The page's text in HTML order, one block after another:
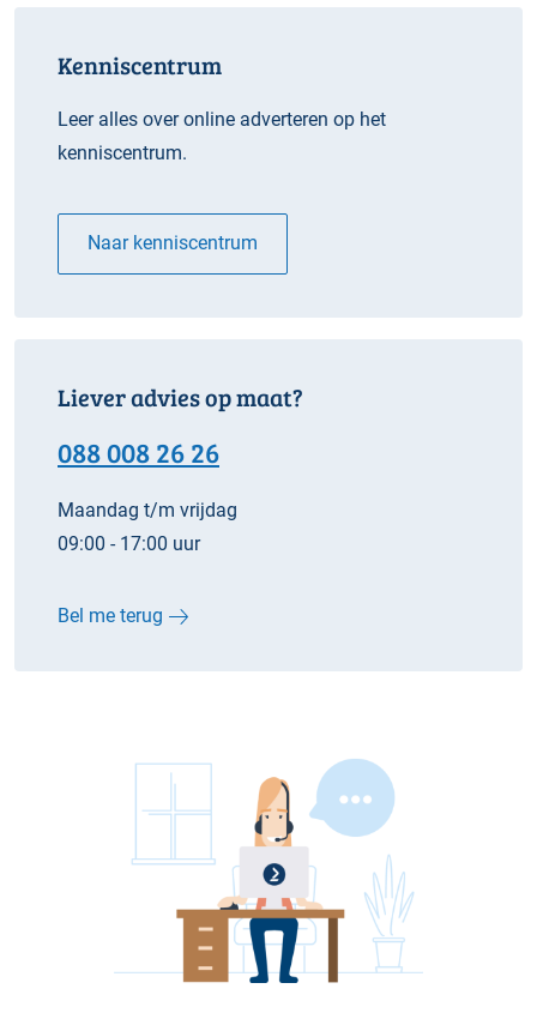
Kenniscentrum
Leer alles over online adverteren op het
kenniscentrum.
Naar kenniscentrum
Liever advies op maat?
088 008 26 26
Maandag t/m vrijdag
09:00 - 17:00 uur
Bel me terug